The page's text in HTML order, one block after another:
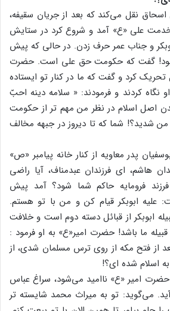
اسحاق نقل می‌کند که بعد از جریان سقیفه،
خدمت علی «ع» آمد و شروع کرد در ستایش
و جناب عمر حرف زدن. در حالی که پیش
بود! گفت که حکومت حق علی است. حضرت
تحریک کرد و گفت که ما در کنار تو ایستاده
نگاه کردند و فرمودند: « سلامه دینه احبّ
اصل اسلام در نظر من مهم تر از حکومت
شدید؟! شما که تا دیروز در جبهه مخالف
پدر معاویه از کنار خانه پیامبر «ص»
هاشم، ای فرزندان عبدمناف، آیا راضی
فرومایه حاکم شما شود؟ آمد پیش
علیه ابوبکر قیام کن و من با تو هستم.
ابوبکر از قبائل دسته دوم است و خلافت
ما باشد! حضرت امیر«ع» به او فرمود :
از فتح مکه از روی ترس مسلمان شدی، از
اسلام شده ای؟!
حضرت امیر «ع» ناامید می‌شود، سراغ عباس
می‌گوید: تو به میراث محمد شایسته تر